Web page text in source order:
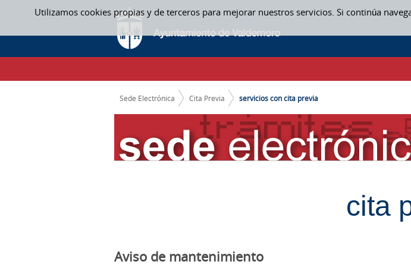
Utilizamos cookies propias y de terceros para mejorar nuestros servicios. Si continúa
Saltar al contenido
SERVICIOS CON CITA PREVIA
CAMINO DE MIGAS
Sede Electrónica Cita Previa servicios con cita previa
cita
Aviso de mantenimiento